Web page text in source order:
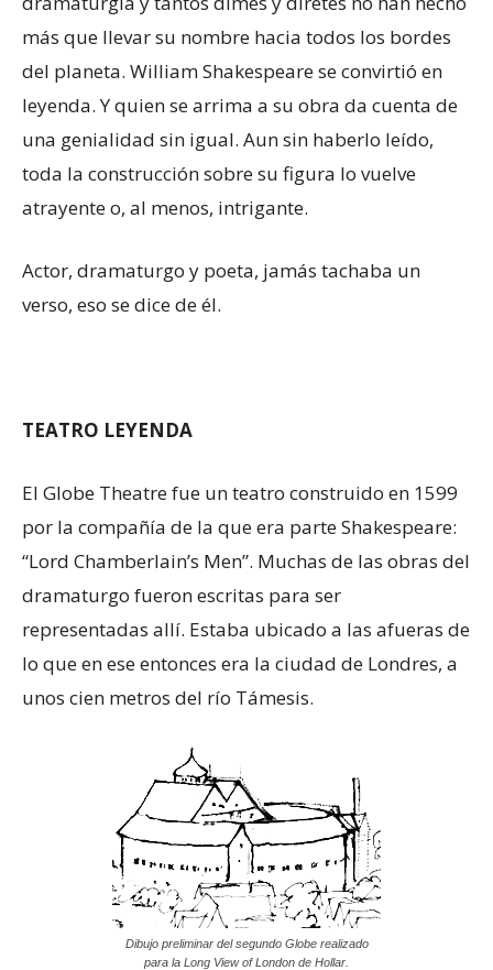
más que llevar su nombre hacia todos los bordes
del planeta. William Shakespeare se convirtió en
leyenda. Y quien se arrima a su obra da cuenta de
una genialidad sin igual. Aun sin haberlo leído,
toda la construcción sobre su figura lo vuelve
atrayente o, al menos, intrigante.
Actor, dramaturgo y poeta, jamás tachaba un
verso, eso se dice de él.
TEATRO LEYENDA
El Globe Theatre fue un teatro construido en 1599
por la compañía de la que era parte Shakespeare:
“Lord Chamberlain’s Men”. Muchas de las obras del
dramaturgo fueron escritas para ser
representadas allí. Estaba ubicado a las afueras de
lo que en ese entonces era la ciudad de Londres, a
unos cien metros del río Támesis.
Dibujo preliminar del segundo Globe realizado
para la Long View of London de Hollar.